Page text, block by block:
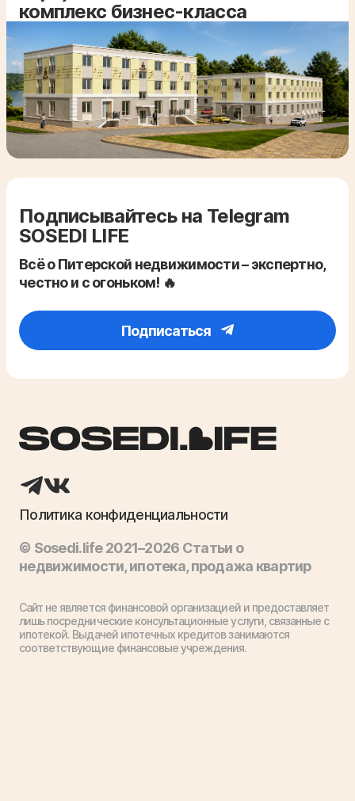
комплекс бизнес-класса
Подписывайтесь на Telegram
SOSEDI LIFE
Всё о Питерской недвижимости – экспертно,
честно и с огоньком! 🔥
Подписаться
Политика конфиденциальности
© Sosedi.life 2021–2026 Статьи о
недвижимости, ипотека, продажа квартир
Сайт не является финансовой организацией и предоставляет
лишь посреднические консультационные услуги, связанные с
ипотекой. Выдачей ипотечных кредитов занимаются
соответствующие финансовые учреждения.